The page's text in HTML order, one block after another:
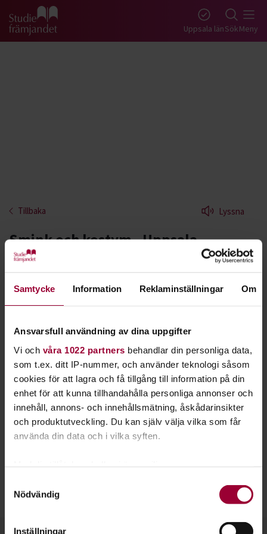
Samtycke Information Reklaminställningar Om
Ansvarsfull användning av dina uppgifter
Vi och våra 1022 partners behandlar din personliga data,
som t.ex. ditt IP-nummer, och använder teknologi såsom
cookies för att lagra och få tillgång till information på din
enhet för att kunna tillhandahålla personliga annonser och
innehåll, annons- och innehållsmätning, åskådarinsikter
och produktutveckling. Du kan själv välja vilka som får
använda din data och i vilka syften.
som kan ha en noggrannhet på upp till flera meter
Nödvändig
Inställningar
Gå till studiefrämjandets startsida Uppsala länSökMeny
Tillbaka Lyssna
Smink och kostym - Uppsala
Fascineras du av teaterns och filmens magiska
värld? Lär dig mer om hur karaktärerna blir till
genom smink och kostym.
har du en kommande föreställning på gång? Bara fantasin
sätter gränser.
Teatersminkochkostym hjälper karaktärerna att komma
fram. Vi kan kalla det för skalet. Det inre jobbet symboliseras
av exempelvis improvisationsövningar och manus.
Tillsammans skapas en bra helhet.
Studiefrämjandet hjälper dig med lokaler, studiematerial och
hos oss. Ni är välkomna oavsett ålder
eller erfarenhet.